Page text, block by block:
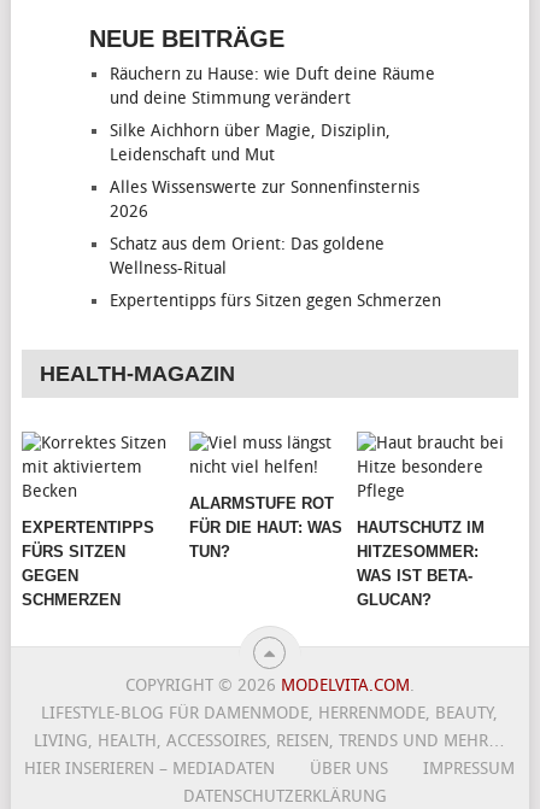
NEUE BEITRÄGE
Räuchern zu Hause: wie Duft deine Räume
und deine Stimmung verändert
Silke Aichhorn über Magie, Disziplin,
Leidenschaft und Mut
Alles Wissenswerte zur Sonnenfinsternis
2026
Schatz aus dem Orient: Das goldene
Wellness-Ritual
Expertentipps fürs Sitzen gegen Schmerzen
HEALTH-MAGAZIN
EXPERTENTIPPS
FÜRS SITZEN
GEGEN
SCHMERZEN
ALARMSTUFE ROT
FÜR DIE HAUT: WAS
TUN?
HAUTSCHUTZ IM
HITZESOMMER:
WAS IST BETA-
GLUCAN?
COPYRIGHT © 2026 MODELVITA.COM.
LIFESTYLE-BLOG FÜR DAMENMODE, HERRENMODE, BEAUTY,
LIVING, HEALTH, ACCESSOIRES, REISEN, TRENDS UND MEHR…
HIER INSERIEREN – MEDIADATEN
ÜBER UNS
IMPRESSUM
DATENSCHUTZERKLÄRUNG